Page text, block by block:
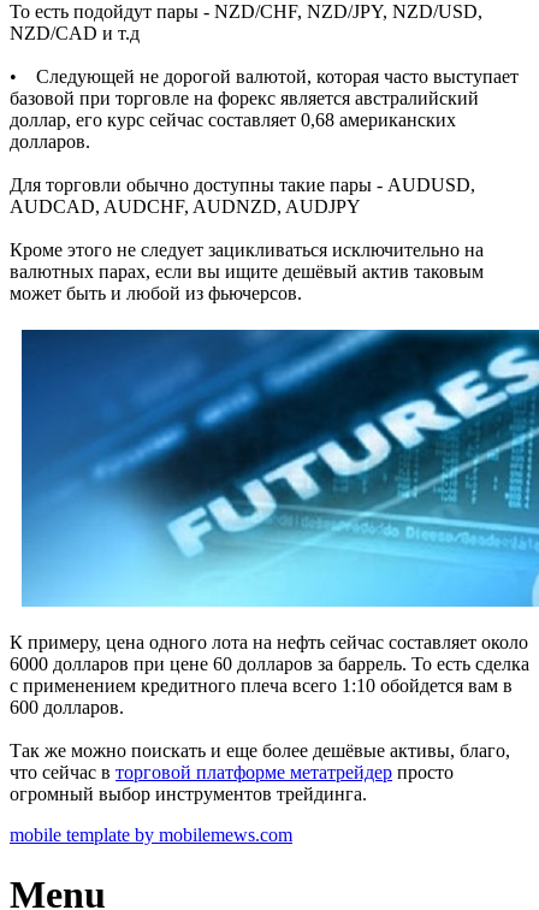
То есть подойдут пары - NZD/CHF, NZD/JPY, NZD/USD,
‎NZD/CAD и т.д
• Следующей не дорогой валютой, которая часто выступает
базовой при торговле на форекс является австралийский
доллар, его курс сейчас составляет 0,68 американских
долларов.
Для торговли обычно доступны такие пары - AUDUSD,
AUDCAD, AUDCHF, AUDNZD, AUDJPY
Кроме этого не следует зацикливаться исключительно на
валютных парах, если вы ищите дешёвый актив таковым
может быть и любой из фьючерсов.
К примеру, цена одного лота на нефть сейчас составляет около
6000 долларов при цене 60 долларов за баррель. То есть сделка
с применением кредитного плеча всего 1:10 обойдется вам в
600 долларов.
Так же можно поискать и еще более дешёвые активы, благо,
что сейчас в торговой платформе метатрейдер просто
огромный выбор инструментов трейдинга.
mobile template by mobilemews.com
Menu